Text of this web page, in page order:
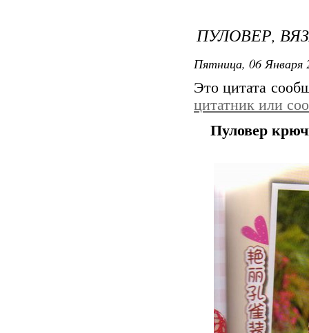
ПУЛОВЕР,
Пятница, 06 Января
Это цитата
цитатник или
Пуловер